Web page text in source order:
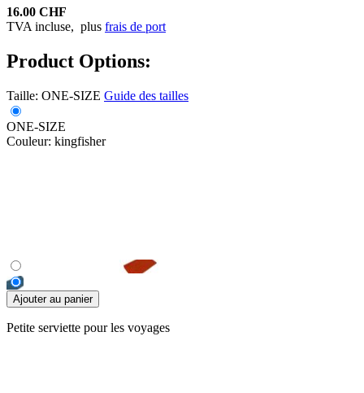
16.00 CHF
TVA incluse, plus frais de port
Product Options:
Taille: ONE-SIZE Guide des tailles
ONE-SIZE
Couleur: kingfisher
Ajouter au panier
Petite serviette pour les voyages